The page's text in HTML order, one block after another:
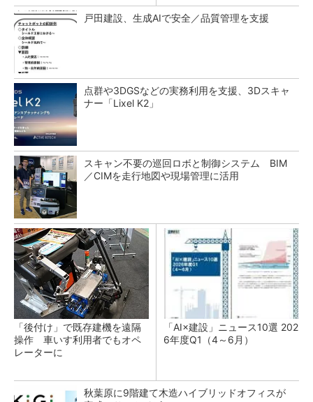
戸田建設、生成AIで安全／品質管理を支援
点群や3DGSなどの実務利用を支援、3Dスキャ
ナー「Lixel K2」
スキャン不要の巡回ロボと制御システム BIM
／CIMを走行地図や現場管理に活用
「後付け」で既存建機を遠隔
操作 車いす利用者でもオペ
レーターに
「AI×建設」ニュース10選 202
6年度Q1（4～6月）
秋葉原に9階建て木造ハイブリッドオフィスが